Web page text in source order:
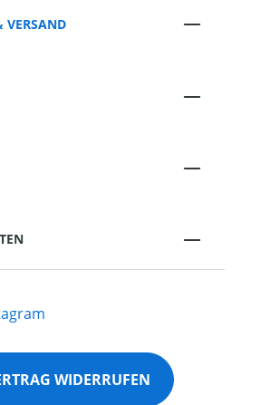
VERSAND
WIDERRUFEN